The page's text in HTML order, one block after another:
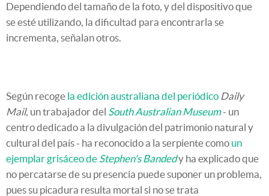
Dependiendo del tamaño de la foto, y del dispositivo que
se esté utilizando, la dificultad para encontrarla se
incrementa, señalan otros.
Según recoge la edición australiana del periódico Daily
Mail, un trabajador del South Australian Museum- un
centro dedicado a la divulgación del patrimonio natural y
cultural del país - ha reconocido a la serpiente como un
ejemplar grisáceo de Stephen's Bandedy ha explicado que
no percatarse de su presencia puede suponer un problema,
pues su picadura resulta mortal si no se trata